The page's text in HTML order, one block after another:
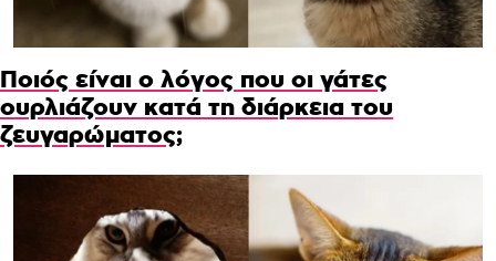
Ποιός είναι ο λόγος που οι γάτες
ουρλιάζουν κατά τη διάρκεια του
ζευγαρώματος;